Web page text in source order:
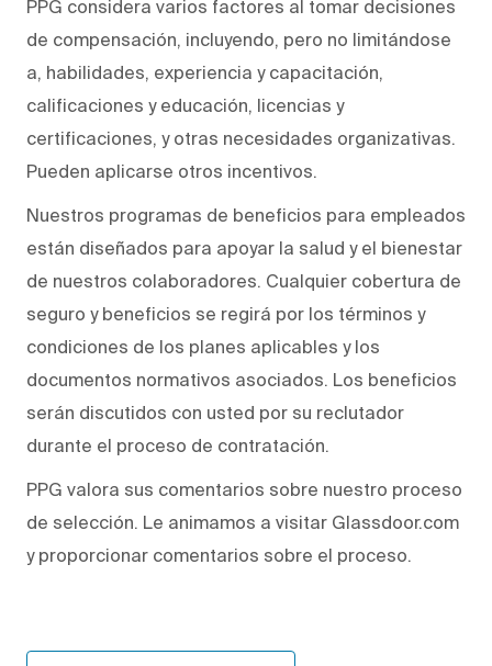
PPG considera varios factores al tomar decisiones
de compensación, incluyendo, pero no limitándose
a, habilidades, experiencia y capacitación,
calificaciones y educación, licencias y
certificaciones, y otras necesidades organizativas.
Pueden aplicarse otros incentivos.
Nuestros programas de beneficios para empleados
están diseñados para apoyar la salud y el bienestar
de nuestros colaboradores. Cualquier cobertura de
seguro y beneficios se regirá por los términos y
condiciones de los planes aplicables y los
documentos normativos asociados. Los beneficios
serán discutidos con usted por su reclutador
durante el proceso de contratación.
PPG valora sus comentarios sobre nuestro proceso
de selección. Le animamos a visitar Glassdoor.com
y proporcionar comentarios sobre el proceso.